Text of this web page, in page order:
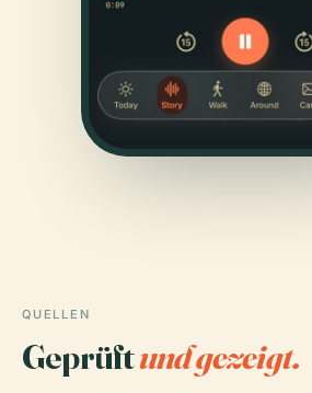
QUELLEN
Geprüftund gezeigt.